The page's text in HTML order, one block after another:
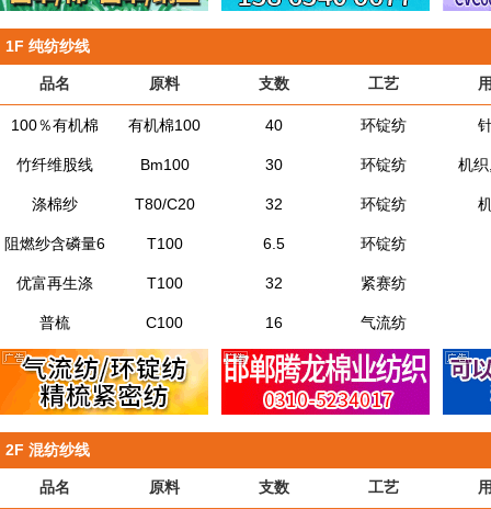
1F 纯纺纱线
品名 原料 支数 工艺
100％有机棉 有机棉100 40 环锭纺
竹纤维股线 Bm100 30 环锭纺 机
涤棉纱 T80/C20 32 环锭纺
阻燃纱含磷量6 T100 6.5 环锭纺
优富再生涤 T100 32 紧赛纺
普梳 C100 16 气流纺
2F 混纺纱线
品名 原料 支数 工艺